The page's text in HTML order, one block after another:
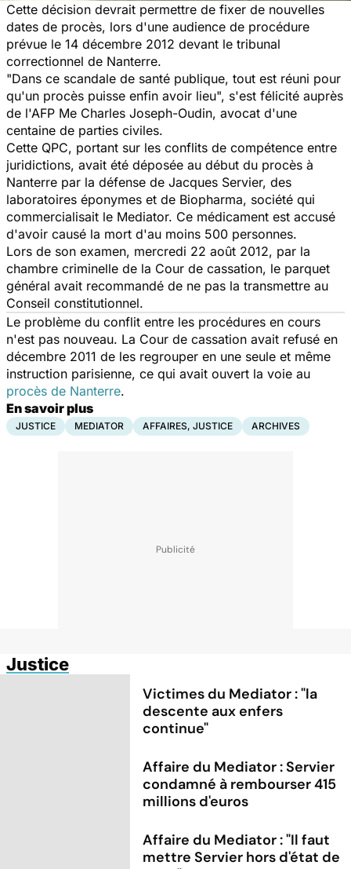
Cette décision devrait permettre de fixer de nouvelles
dates de procès, lors d'une audience de procédure
prévue le 14 décembre 2012 devant le tribunal
correctionnel de Nanterre.
"Dans ce scandale de santé publique, tout est réuni pour
qu'un procès puisse enfin avoir lieu", s'est félicité auprès
de l'AFP Me Charles Joseph-Oudin, avocat d'une
centaine de parties civiles.
Cette QPC, portant sur les conflits de compétence entre
juridictions, avait été déposée au début du procès à
Nanterre par la défense de Jacques Servier, des
laboratoires éponymes et de Biopharma, société qui
commercialisait le Mediator. Ce médicament est accusé
d'avoir causé la mort d'au moins 500 personnes.
Lors de son examen, mercredi 22 août 2012, par la
chambre criminelle de la Cour de cassation, le parquet
général avait recommandé de ne pas la transmettre au
Conseil constitutionnel.
Le problème du conflit entre les procédures en cours
n'est pas nouveau. La Cour de cassation avait refusé en
décembre 2011 de les regrouper en une seule et même
instruction parisienne, ce qui avait ouvert la voie au
procès de Nanterre.
En savoir plus
JUSTICE MEDIATOR AFFAIRES, JUSTICE ARCHIVES
Justice
Victimes du Mediator : "la
descente aux enfers
continue"
Affaire du Mediator : Servier
condamné à rembourser 415
millions d'euros
Affaire du Mediator : "Il faut
mettre Servier hors d'état de